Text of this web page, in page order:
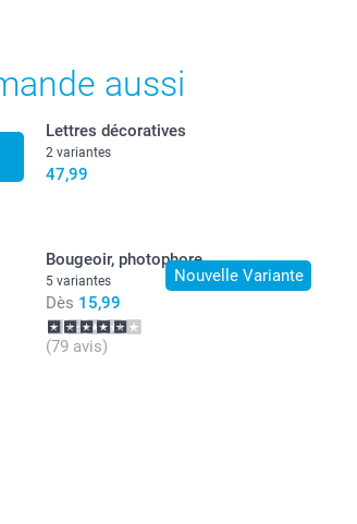
aussi
Lettres décoratives
2 variantes
47,99
Nouvelle Variante
Bougeoir, photophore
5 variantes
Dès 15,99
(79 avis)